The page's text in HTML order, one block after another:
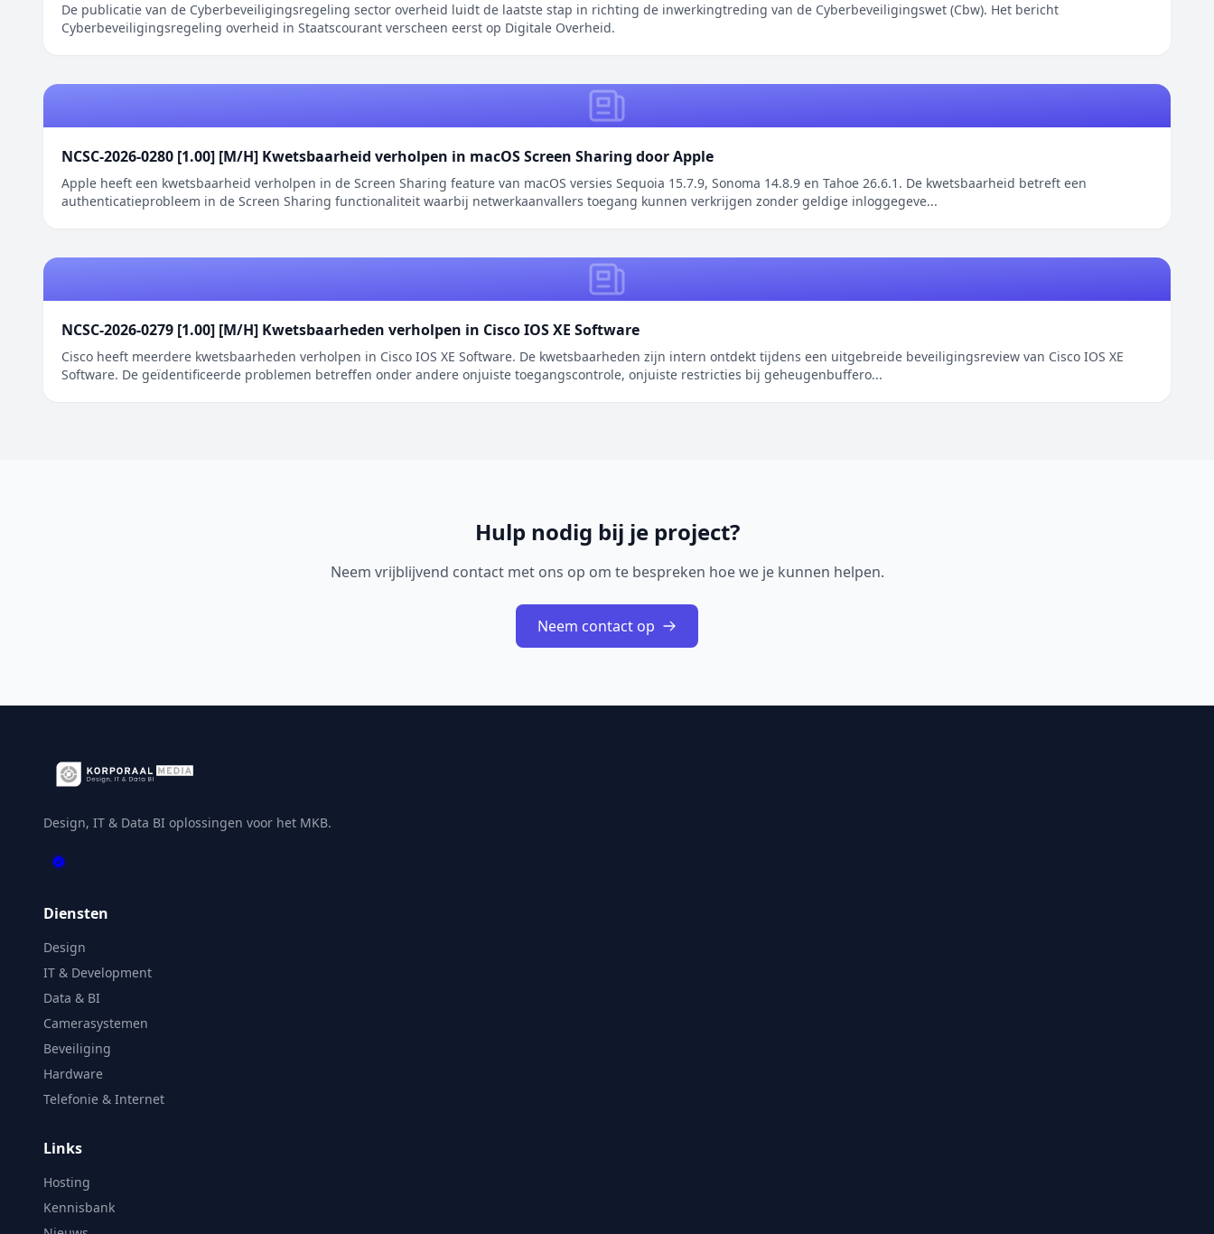
De publicatie van de Cyberbeveiligingsregeling sector overheid luidt de laatste stap in richting de inwerkingtreding van de Cyberbeveiligingswet (Cbw). Het bericht
Cyberbeveiligingsregeling overheid in Staatscourant verscheen eerst op Digitale Overheid.
NCSC-2026-0280 [1.00] [M/H] Kwetsbaarheid verholpen in macOS Screen Sharing door Apple
Apple heeft een kwetsbaarheid verholpen in de Screen Sharing feature van macOS versies Sequoia 15.7.9, Sonoma 14.8.9 en Tahoe 26.6.1. De kwetsbaarheid betreft een
authenticatieprobleem in de Screen Sharing functionaliteit waarbij netwerkaanvallers toegang kunnen verkrijgen zonder geldige inloggegeve...
NCSC-2026-0279 [1.00] [M/H] Kwetsbaarheden verholpen in Cisco IOS XE Software
Cisco heeft meerdere kwetsbaarheden verholpen in Cisco IOS XE Software. De kwetsbaarheden zijn intern ontdekt tijdens een uitgebreide beveiligingsreview van Cisco IOS XE
Software. De geïdentificeerde problemen betreffen onder andere onjuiste toegangscontrole, onjuiste restricties bij geheugenbuffero...
Hulp nodig bij je project?
Neem vrijblijvend contact met ons op om te bespreken hoe we je kunnen helpen.
Neem contact op
Design, IT & Data BI oplossingen voor het MKB.
Diensten
Design
IT & Development
Data & BI
Camerasystemen
Beveiliging
Hardware
Telefonie & Internet
Links
Hosting
Kennisbank